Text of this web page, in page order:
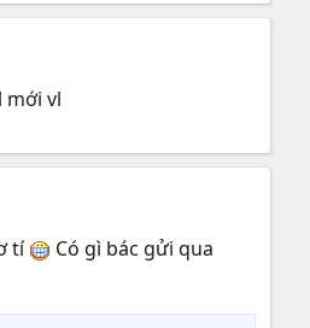
mới vl
tí
Có gì bác gửi qua